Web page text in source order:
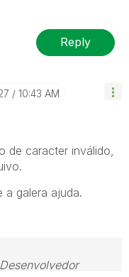
Reply
10:43 AM
de caracter inválido,
a galera ajuda.